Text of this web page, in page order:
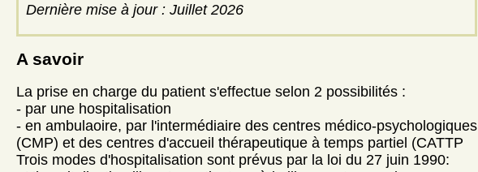
Dernière mise à jour : Juillet 2026
A savoir
La prise en charge du patient s'effectue selon 2 possibilités :
- par une hospitalisation
- en ambulaoire, par l'intermédiaire des centres médico-psychologiques
(CMP) et des centres d'accueil thérapeutique à temps partiel (CATTP
Trois modes d'hospitalisation sont prévus par la loi du 27 juin 1990: